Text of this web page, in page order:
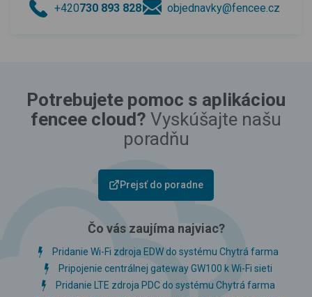
+420730 893 828 objednavky@fencee.cz
Potrebujete pomoc s aplikáciou
fencee cloud? Vyskúšajte našu
poradňu
Prejsť do poradne
Čo vás zaujíma najviac?
Pridanie Wi-Fi zdroja EDW do systému Chytrá farma
Pripojenie centrálnej gateway GW100 k Wi-Fi sieti
Pridanie LTE zdroja PDC do systému Chytrá farma